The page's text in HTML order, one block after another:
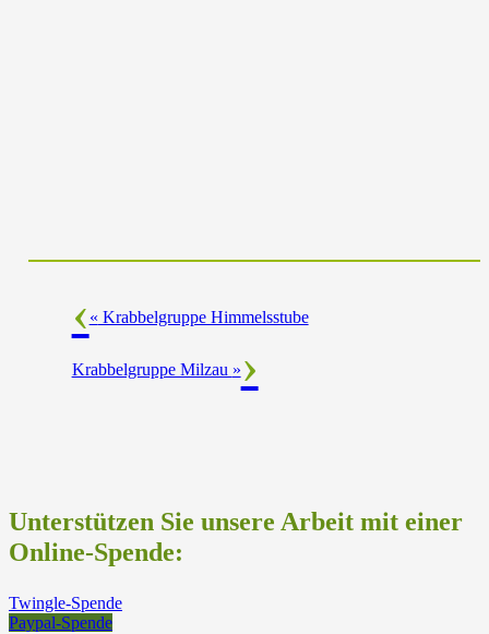
« Krabbelgruppe Himmelsstube
Krabbelgruppe Milzau »
Unterstützen Sie unsere Arbeit mit einer
Online-Spende:
Twingle-Spende
Paypal-Spende